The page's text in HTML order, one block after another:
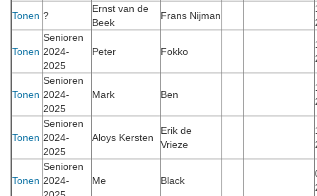
Tonen ?
Ernst van de
Beek
Frans Nijman
Tonen
Senioren
2024-
2025
Peter Fokko
Tonen
Senioren
2024-
2025
Mark Ben
Tonen
Senioren
2024-
2025
Aloys Kersten
Erik de
Vrieze
Tonen
Senioren
2024-
Me Black